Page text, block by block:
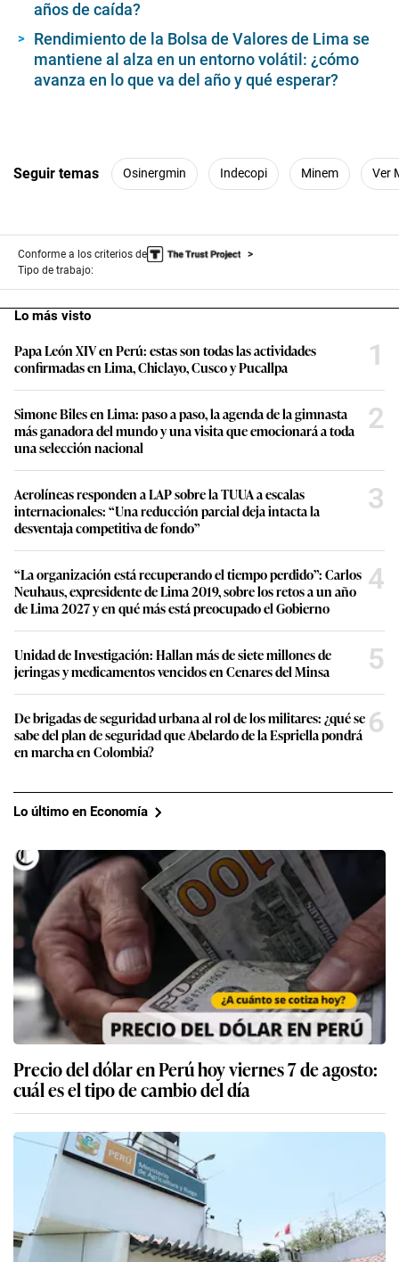
años de caída?
Rendimiento de la Bolsa de Valores de Lima se
mantiene al alza en un entorno volátil: ¿cómo
avanza en lo que va del año y qué esperar?
Seguir temas Osinergmin Indecopi Minem Ver
Conforme a los criterios de
Tipo de trabajo:
Lo más visto
Papa León XIV en Perú: estas son todas las actividades
confirmadas en Lima, Chiclayo, Cusco y Pucallpa
1
Simone Biles en Lima: paso a paso, la agenda de la gimnasta
más ganadora del mundo y una visita que emocionará a toda
una selección nacional
2
Aerolíneas responden a LAP sobre la TUUA a escalas
internacionales: “Una reducción parcial deja intacta la
desventaja competitiva de fondo”
3
“La organización está recuperando el tiempo perdido”: Carlos
Neuhaus, expresidente de Lima 2019, sobre los retos a un año
de Lima 2027 y en qué más está preocupado el Gobierno
4
Unidad de Investigación: Hallan más de siete millones de
jeringas y medicamentos vencidos en Cenares del Minsa
5
De brigadas de seguridad urbana al rol de los militares: ¿qué se
sabe del plan de seguridad que Abelardo de la Espriella pondrá
en marcha en Colombia?
6
Lo último en Economía
Precio del dólar en Perú hoy viernes 7 de agosto:
cuál es el tipo de cambio del día